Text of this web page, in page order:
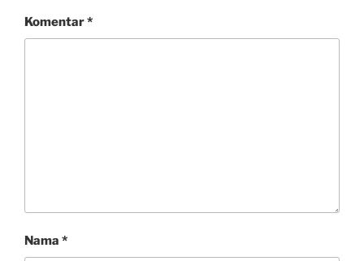
Komentar*
Nama *